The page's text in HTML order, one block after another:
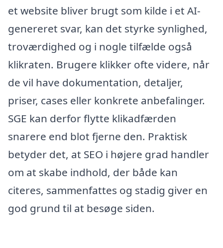
et website bliver brugt som kilde i et AI-
genereret svar, kan det styrke synlighed,
troværdighed og i nogle tilfælde også
klikraten. Brugere klikker ofte videre, når
de vil have dokumentation, detaljer,
priser, cases eller konkrete anbefalinger.
SGE kan derfor flytte klikadfærden
snarere end blot fjerne den. Praktisk
betyder det, at SEO i højere grad handler
om at skabe indhold, der både kan
citeres, sammenfattes og stadig giver en
god grund til at besøge siden.